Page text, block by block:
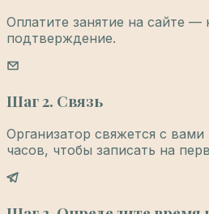
Оплатите занятие на сайте —
подтверждение.
Шаг 2. Связь
Организатор свяжется с
часов, чтобы записать на